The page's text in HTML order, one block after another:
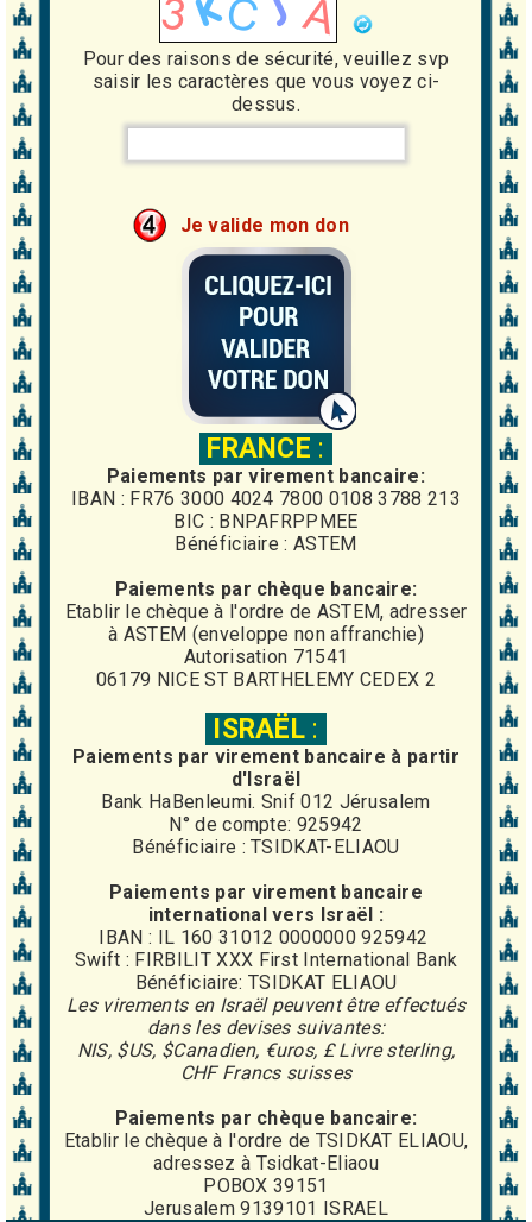
Pour des raisons de sécurité, veuillez svp
saisir les caractères que vous voyez ci-
dessus.
Je valide mon don
FRANCE :
Paiements par virement bancaire:
IBAN : FR76 3000 4024 7800 0108 3788 213
BIC : BNPAFRPPMEE
Bénéficiaire : ASTEM
Paiements par chèque bancaire:
Etablir le chèque à l'ordre de ASTEM, adresser
à ASTEM (enveloppe non affranchie)
Autorisation 71541
06179 NICE ST BARTHELEMY CEDEX 2
ISRAËL :
Paiements par virement bancaire à partir
d'Israël
Bank HaBenleumi. Snif 012 Jérusalem
N° de compte: 925942
Bénéficiaire : TSIDKAT-ELIAOU
Paiements par virement bancaire
international vers Israël :
IBAN : IL 160 31012 0000000 925942
Swift : FIRBILIT XXX First International Bank
Bénéficiaire: TSIDKAT ELIAOU
Les virements en Israël peuvent être effectués
dans les devises suivantes:
NIS, $US, $Canadien, €uros, £ Livre sterling,
CHF Francs suisses
Paiements par chèque bancaire:
Etablir le chèque à l'ordre de TSIDKAT ELIAOU,
adressez à Tsidkat-Eliaou
POBOX 39151
Jerusalem 9139101 ISRAEL